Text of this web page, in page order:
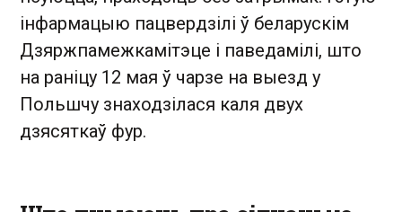
інфармацыю пацвердзілі ў беларускім
Дзяржпамежкамітэце і паведамілі, што
на раніцу 12 мая ў чарзе на выезд у
Польшчу знаходзілася каля двух
дзясяткаў фур.